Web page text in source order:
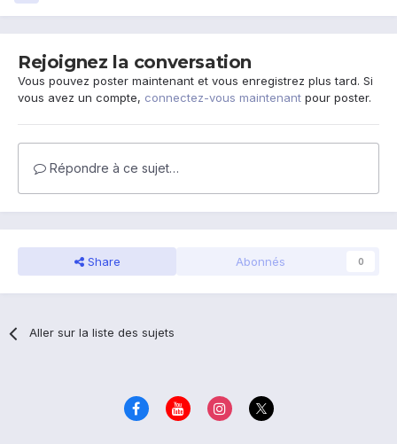
Rejoignez la conversation
Vous pouvez poster maintenant et vous enregistrez plus tard. Si
vous avez un compte, connectez-vous maintenant pour poster.
Répondre à ce sujet…
Share Abonnés 0
Aller sur la liste des sujets